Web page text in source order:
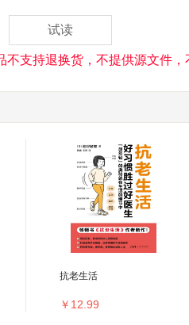
试读
不支持退换货，不提供源文件，
抗老生活
￥12.99